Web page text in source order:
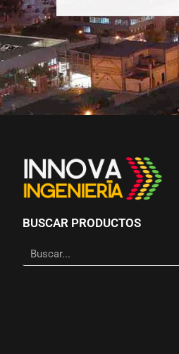
BUSCAR PRODUCTOS